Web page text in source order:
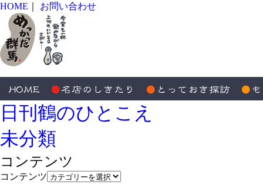
HOME お問い合わせ
日刊鶴のひとこえ
未分類
コンテンツ
コンテンツ